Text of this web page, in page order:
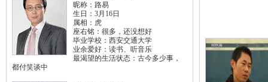
昵称：路易
生日：3月16日
属相：虎
座右铭：很多，还没想好
毕业学校：西安交通大学
业余爱好：读书、听音乐
最渴望的生活状态：古今多少事，
都付笑谈中